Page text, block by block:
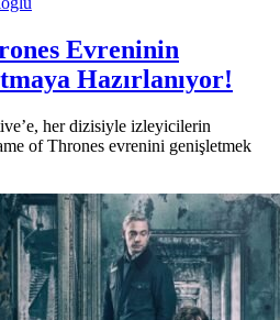
Evreninin
Hazırlanıyor!
her dizisiyle izleyicilerin
of Thrones evrenini genişletmek